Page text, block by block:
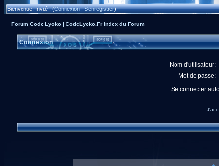
Bienvenue, Invité ! (Connexion|S'enregistrer)
Forum Code Lyoko | CodeLyoko.Fr Index du Forum
Connexion
Nom d'utilisateur:
Mot de passe:
Se connecter
J'ai